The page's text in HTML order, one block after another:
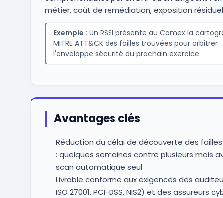
métier, coût de remédiation, exposition
Exemple : Un RSSI présente au Comex la
MITRE ATT&CK des failles trouvées pour arbitrer
l'enveloppe sécurité du prochain exercice.
Avantages clés
Réduction du délai de découverte des
: quelques semaines contre plusieurs mois
scan automatique seul
Livrable conforme aux exigences des
ISO 27001, PCI-DSS, NIS2) et des assureurs